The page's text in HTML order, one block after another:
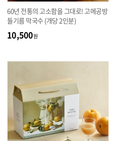
60년 전통의 고소함을 그대로! 고메공방
들기름 막국수 (개당 2인분)
10,500원